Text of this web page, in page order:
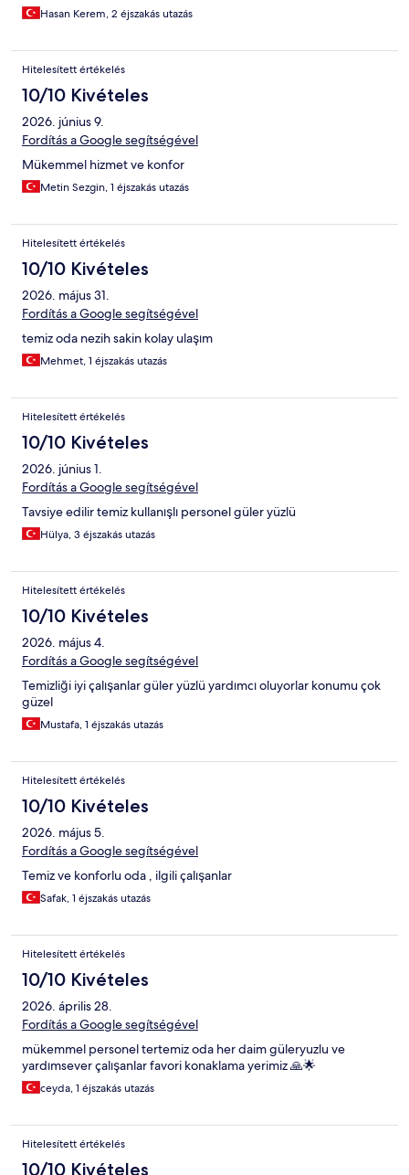
Hasan Kerem, 2 éjszakás utazás
Hitelesített értékelés
10/10 Kivételes
2026. június 9.
Fordítás a Google segítségével
Mükemmel hizmet ve konfor
Metin Sezgin, 1 éjszakás utazás
Hitelesített értékelés
10/10 Kivételes
2026. május 31.
Fordítás a Google segítségével
temiz oda nezih sakin kolay ulaşım
Mehmet, 1 éjszakás utazás
Hitelesített értékelés
10/10 Kivételes
2026. június 1.
Fordítás a Google segítségével
Tavsiye edilir temiz kullanışlı personel güler yüzlü
Hülya, 3 éjszakás utazás
Hitelesített értékelés
10/10 Kivételes
2026. május 4.
Fordítás a Google segítségével
Temizliği iyi çalışanlar güler yüzlü yardımcı oluyorlar konumu çok
güzel
Mustafa, 1 éjszakás utazás
Hitelesített értékelés
10/10 Kivételes
2026. május 5.
Fordítás a Google segítségével
Temiz ve konforlu oda , ilgili çalışanlar
Safak, 1 éjszakás utazás
Hitelesített értékelés
10/10 Kivételes
2026. április 28.
Fordítás a Google segítségével
mükemmel personel tertemiz oda her daim güleryuzlu ve
yardımsever çalışanlar favori konaklama yerimiz 🙏🌟
ceyda, 1 éjszakás utazás
Hitelesített értékelés
10/10 Kivételes